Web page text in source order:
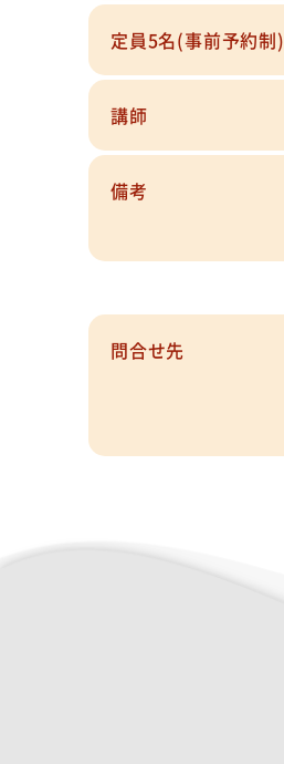
定員5名(事前予約制)
講師
備考
問合せ先